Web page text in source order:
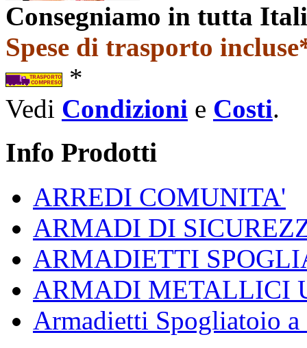
Consegniamo in tutta
Spese di trasporto
*
Vedi Condizioni e Costi.
Info Prodotti
ARREDI COMUNITA'
ARMADI DI
ARMADIETTI
ARMADI METALLICI
Armadietti Spogliatoio a